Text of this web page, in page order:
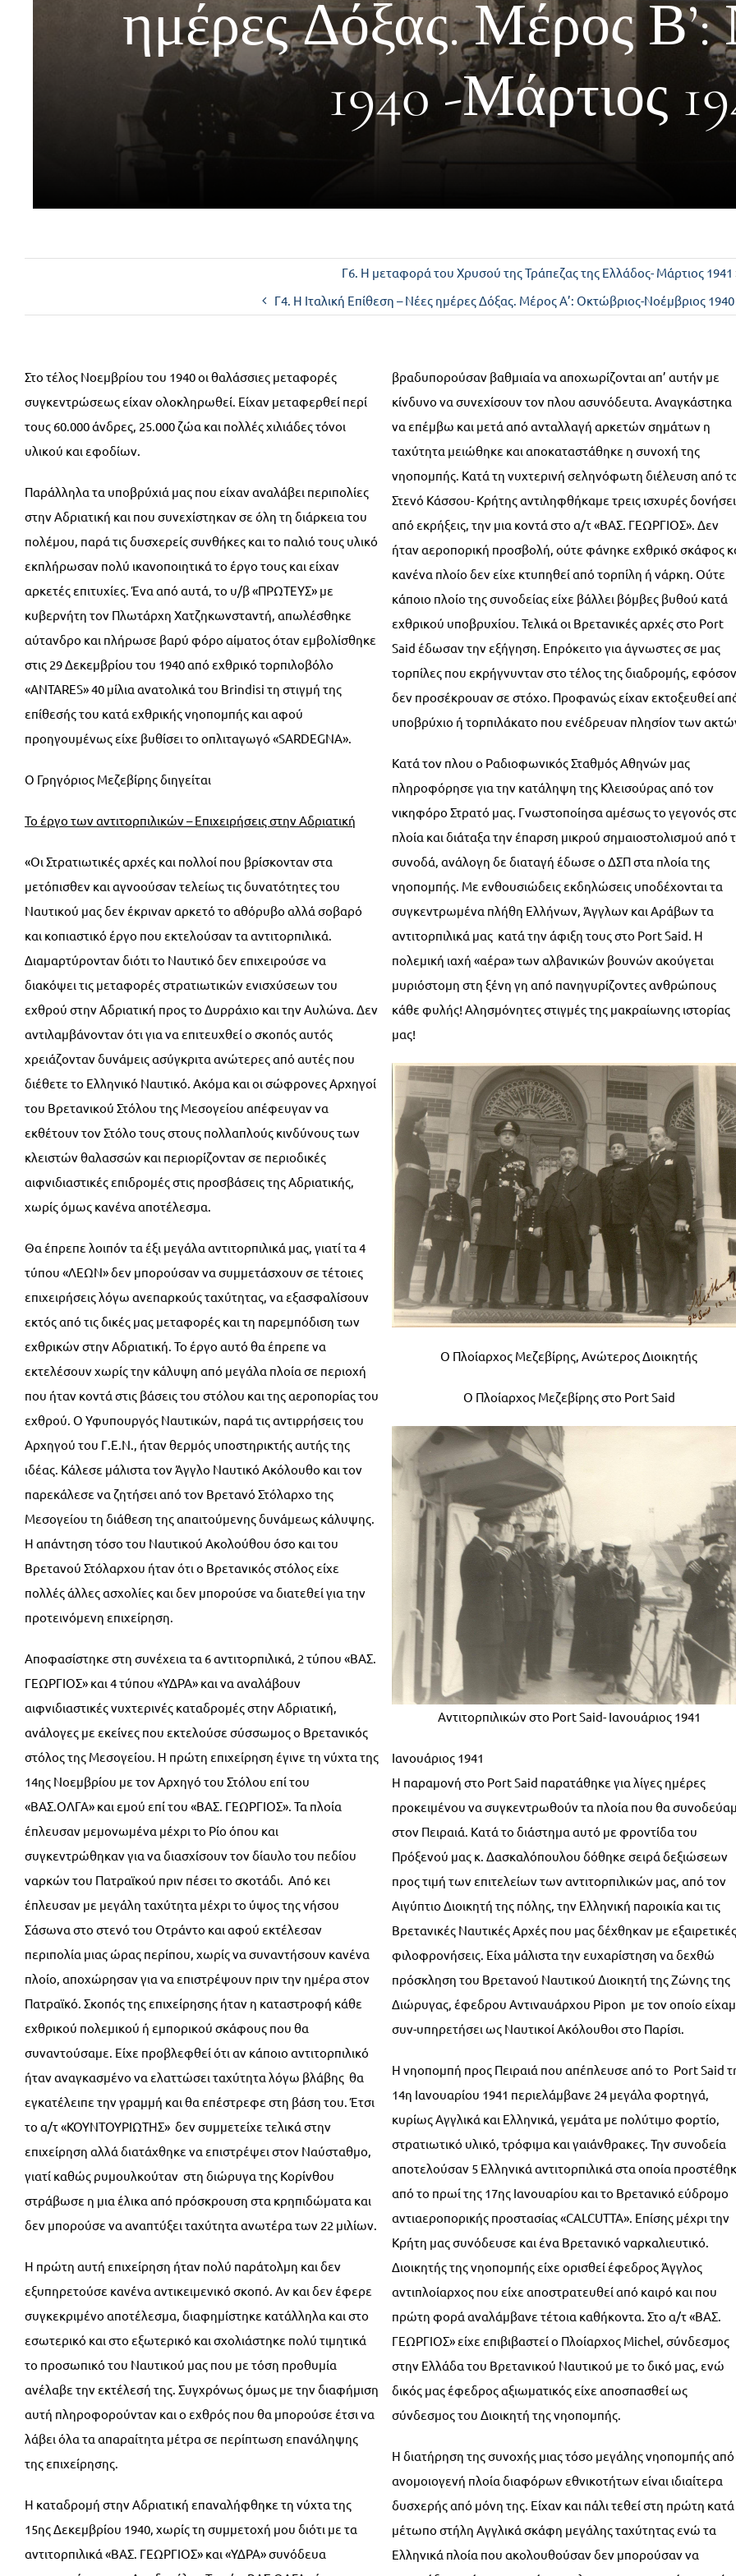
ημέρες Δόξας. Μέρος Β’:
1940 -Μάρτιος
Γ6. Η μεταφορά του Χρυσού της Τράπεζας της Ελλάδος- Μάρτιος 1941
Γ4. Η Ιταλική Επίθεση – Νέες ημέρες Δόξας. Μέρος Α’: Οκτώβριος-Νοέμβριος 1940
Στο τέλος Νοεμβρίου του 1940 οι θαλάσσιες μεταφορές
συγκεντρώσεως είχαν ολοκληρωθεί. Είχαν μεταφερθεί περί
τους 60.000 άνδρες, 25.000 ζώα και πολλές χιλιάδες τόνοι
υλικού και εφοδίων.
Παράλληλα τα υποβρύχιά μας που είχαν αναλάβει περιπολίες
στην Αδριατική και που συνεχίστηκαν σε όλη τη διάρκεια του
πολέμου, παρά τις δυσχερείς συνθήκες και το παλιό τους υλικό
εκπλήρωσαν πολύ ικανοποιητικά το έργο τους και είχαν
αρκετές επιτυχίες. Ένα από αυτά, το υ/β «ΠΡΩΤΕΥΣ» με
κυβερνήτη τον Πλωτάρχη Χατζηκωνσταντή, απωλέσθηκε
αύτανδρο και πλήρωσε βαρύ φόρο αίματος όταν εμβολίσθηκε
στις 29 Δεκεμβρίου του 1940 από εχθρικό τορπιλοβόλο
«ANTARES» 40 μίλια ανατολικά του Brindisi τη στιγμή της
επίθεσής του κατά εχθρικής νηοπομπής και αφού
προηγουμένως είχε βυθίσει το οπλιταγωγό «SARDEGNA».
Ο Γρηγόριος Μεζεβίρης διηγείται
Το έργο των αντιτορπιλικών – Επιχειρήσεις στην Αδριατική
«Οι Στρατιωτικές αρχές και πολλοί που βρίσκονταν στα
μετόπισθεν και αγνοούσαν τελείως τις δυνατότητες του
Ναυτικού μας δεν έκριναν αρκετό το αθόρυβο αλλά σοβαρό
και κοπιαστικό έργο που εκτελούσαν τα αντιτορπιλικά.
Διαμαρτύρονταν διότι το Ναυτικό δεν επιχειρούσε να
διακόψει τις μεταφορές στρατιωτικών ενισχύσεων του
εχθρού στην Αδριατική προς το Δυρράχιο και την Αυλώνα. Δεν
αντιλαμβάνονταν ότι για να επιτευχθεί ο σκοπός αυτός
χρειάζονταν δυνάμεις ασύγκριτα ανώτερες από αυτές που
διέθετε το Ελληνικό Ναυτικό. Ακόμα και οι σώφρονες Αρχηγοί
του Βρετανικού Στόλου της Μεσογείου απέφευγαν να
εκθέτουν τον Στόλο τους στους πολλαπλούς κινδύνους των
κλειστών θαλασσών και περιορίζονταν σε περιοδικές
αιφνιδιαστικές επιδρομές στις προσβάσεις της Αδριατικής,
χωρίς όμως κανένα αποτέλεσμα.
Θα έπρεπε λοιπόν τα έξι μεγάλα αντιτορπιλικά μας, γιατί τα 4
τύπου «ΛΕΩΝ» δεν μπορούσαν να συμμετάσχουν σε τέτοιες
επιχειρήσεις λόγω ανεπαρκούς ταχύτητας, να εξασφαλίσουν
εκτός από τις δικές μας μεταφορές και τη παρεμπόδιση των
εχθρικών στην Αδριατική. Το έργο αυτό θα έπρεπε να
εκτελέσουν χωρίς την κάλυψη από μεγάλα πλοία σε περιοχή
που ήταν κοντά στις βάσεις του στόλου και της αεροπορίας του
εχθρού. Ο Υφυπουργός Ναυτικών, παρά τις αντιρρήσεις του
Αρχηγού του Γ.Ε.Ν., ήταν θερμός υποστηρικτής αυτής της
ιδέας. Κάλεσε μάλιστα τον Άγγλο Ναυτικό Ακόλουθο και τον
παρεκάλεσε να ζητήσει από τον Βρετανό Στόλαρχο της
Μεσογείου τη διάθεση της απαιτούμενης δυνάμεως κάλυψης.
Η απάντηση τόσο του Ναυτικού Ακολούθου όσο και του
Βρετανού Στόλαρχου ήταν ότι ο Βρετανικός στόλος είχε
πολλές άλλες ασχολίες και δεν μπορούσε να διατεθεί για την
προτεινόμενη επιχείρηση.
Αποφασίστηκε στη συνέχεια τα 6 αντιτορπιλικά, 2 τύπου «ΒΑΣ.
ΓΕΩΡΓΙΟΣ» και 4 τύπου «ΥΔΡΑ» και να αναλάβουν
αιφνιδιαστικές νυχτερινές καταδρομές στην Αδριατική,
ανάλογες με εκείνες που εκτελούσε σύσσωμος ο Βρετανικός
στόλος της Μεσογείου. Η πρώτη επιχείρηση έγινε τη νύχτα της
14ης Νοεμβρίου με τον Αρχηγό του Στόλου επί του
«ΒΑΣ.ΟΛΓΑ» και εμού επί του «ΒΑΣ. ΓΕΩΡΓΙΟΣ». Τα πλοία
έπλευσαν μεμονωμένα μέχρι το Ρίο όπου και
συγκεντρώθηκαν για να διασχίσουν τον δίαυλο του πεδίου
ναρκών του Πατραϊκού πριν πέσει το σκοτάδι. Από κει
έπλευσαν με μεγάλη ταχύτητα μέχρι το ύψος της νήσου
Σάσωνα στο στενό του Οτράντο και αφού εκτέλεσαν
περιπολία μιας ώρας περίπου, χωρίς να συναντήσουν κανένα
πλοίο, αποχώρησαν για να επιστρέψουν πριν την ημέρα στον
Πατραϊκό. Σκοπός της επιχείρησης ήταν η καταστροφή κάθε
εχθρικού πολεμικού ή εμπορικού σκάφους που θα
συναντούσαμε. Είχε προβλεφθεί ότι αν κάποιο αντιτορπιλικό
ήταν αναγκασμένο να ελαττώσει ταχύτητα λόγω βλάβης θα
εγκατέλειπε την γραμμή και θα επέστρεφε στη βάση του. Έτσι
το α/τ «ΚΟΥΝΤΟΥΡΙΩΤΗΣ» δεν συμμετείχε τελικά στην
επιχείρηση αλλά διατάχθηκε να επιστρέψει στον Ναύσταθμο,
γιατί καθώς ρυμουλκούταν στη διώρυγα της Κορίνθου
στράβωσε η μια έλικα από πρόσκρουση στα κρηπιδώματα και
δεν μπορούσε να αναπτύξει ταχύτητα ανωτέρα των 22 μιλίων.
Η πρώτη αυτή επιχείρηση ήταν πολύ παράτολμη και δεν
εξυπηρετούσε κανένα αντικειμενικό σκοπό. Αν και δεν έφερε
συγκεκριμένο αποτέλεσμα, διαφημίστηκε κατάλληλα και στο
εσωτερικό και στο εξωτερικό και σχολιάστηκε πολύ τιμητικά
το προσωπικό του Ναυτικού μας που με τόση προθυμία
ανέλαβε την εκτέλεσή της. Συγχρόνως όμως με την διαφήμιση
αυτή πληροφορούνταν και ο εχθρός που θα μπορούσε έτσι να
λάβει όλα τα απαραίτητα μέτρα σε περίπτωση επανάληψης
της επιχείρησης.
Η καταδρομή στην Αδριατική επαναλήφθηκε τη νύχτα της
15ης Δεκεμβρίου 1940, χωρίς τη συμμετοχή μου διότι με τα
αντιτορπιλικά «ΒΑΣ. ΓΕΩΡΓΙΟΣ» και «ΥΔΡΑ» συνόδευα
βραδυπορούσαν βαθμιαία να αποχωρίζονται απ’ αυτήν με
κίνδυνο να συνεχίσουν τον πλου ασυνόδευτα. Αναγκάστηκα
να επέμβω και μετά από ανταλλαγή αρκετών σημάτων η
ταχύτητα μειώθηκε και αποκαταστάθηκε η συνοχή της
νηοπομπής. Κατά τη νυχτερινή σεληνόφωτη διέλευση από
Στενό Κάσσου- Κρήτης αντιληφθήκαμε τρεις ισχυρές
από εκρήξεις, την μια κοντά στο α/τ «ΒΑΣ. ΓΕΩΡΓΙΟΣ». Δεν
ήταν αεροπορική προσβολή, ούτε φάνηκε εχθρικό σκάφος
κανένα πλοίο δεν είχε κτυπηθεί από τορπίλη ή νάρκη. Ούτε
κάποιο πλοίο της συνοδείας είχε βάλλει βόμβες βυθού κατά
εχθρικού υποβρυχίου. Τελικά οι Βρετανικές αρχές στο Port
Said έδωσαν την εξήγηση. Επρόκειτο για άγνωστες σε μας
τορπίλες που εκρήγνυνταν στο τέλος της διαδρομής, εφόσον
δεν προσέκρουαν σε στόχο. Προφανώς είχαν εκτοξευθεί
υποβρύχιο ή τορπιλάκατο που ενέδρευαν πλησίον των
Κατά τον πλου ο Ραδιοφωνικός Σταθμός Αθηνών μας
πληροφόρησε για την κατάληψη της Κλεισούρας από τον
νικηφόρο Στρατό μας. Γνωστοποίησα αμέσως το γεγονός
πλοία και διάταξα την έπαρση μικρού σημαιοστολισμού από
συνοδά, ανάλογη δε διαταγή έδωσε ο ΔΣΠ στα πλοία της
νηοπομπής. Με ενθουσιώδεις εκδηλώσεις υποδέχονται τα
συγκεντρωμένα πλήθη Ελλήνων, Άγγλων και Αράβων τα
αντιτορπιλικά μας κατά την άφιξη τους στο Port Said. Η
πολεμική ιαχή «αέρα» των αλβανικών βουνών ακούγεται
μυριόστομη στη ξένη γη από πανηγυρίζοντες ανθρώπους
κάθε φυλής! Αλησμόνητες στιγμές της μακραίωνης ιστορίας
μας!
Ο Πλοίαρχος Μεζεβίρης, Ανώτερος Διοικητής
Ο Πλοίαρχος Μεζεβίρης στο Port Said
Αντιτορπιλικών στο Port Said- Ιανουάριος 1941
Ιανουάριος 1941
Η παραμονή στο Port Said παρατάθηκε για λίγες ημέρες
προκειμένου να συγκεντρωθούν τα πλοία που θα
στον Πειραιά. Κατά το διάστημα αυτό με φροντίδα του
Πρόξενού μας κ. Δασκαλόπουλου δόθηκε σειρά δεξιώσεων
προς τιμή των επιτελείων των αντιτορπιλικών μας, από τον
Αιγύπτιο Διοικητή της πόλης, την Ελληνική παροικία και τις
Βρετανικές Ναυτικές Αρχές που μας δέχθηκαν με εξαιρετικές
φιλοφρονήσεις. Είχα μάλιστα την ευχαρίστηση να δεχθώ
πρόσκληση του Βρετανού Ναυτικού Διοικητή της Ζώνης της
Διώρυγας, έφεδρου Αντιναυάρχου Pipon με τον οποίο
συν-υπηρετήσει ως Ναυτικοί Ακόλουθοι στο Παρίσι.
Η νηοπομπή προς Πειραιά που απέπλευσε από το Port Said
14η Ιανουαρίου 1941 περιελάμβανε 24 μεγάλα φορτηγά,
κυρίως Αγγλικά και Ελληνικά, γεμάτα με πολύτιμο φορτίο,
στρατιωτικό υλικό, τρόφιμα και γαιάνθρακες. Την συνοδεία
αποτελούσαν 5 Ελληνικά αντιτορπιλικά στα οποία
από το πρωί της 17ης Ιανουαρίου και το Βρετανικό εύδρομο
αντιαεροπορικής προστασίας «CALCUTTA». Επίσης μέχρι την
Κρήτη μας συνόδευσε και ένα Βρετανικό ναρκαλιευτικό.
Διοικητής της νηοπομπής είχε ορισθεί έφεδρος Άγγλος
αντιπλοίαρχος που είχε αποστρατευθεί από καιρό και που
πρώτη φορά αναλάμβανε τέτοια καθήκοντα. Στο α/τ «ΒΑΣ.
ΓΕΩΡΓΙΟΣ» είχε επιβιβαστεί ο Πλοίαρχος Michel, σύνδεσμος
στην Ελλάδα του Βρετανικού Ναυτικού με το δικό μας, ενώ
δικός μας έφεδρος αξιωματικός είχε αποσπασθεί ως
σύνδεσμος του Διοικητή της νηοπομπής.
Η διατήρηση της συνοχής μιας τόσο μεγάλης νηοπομπής από
ανομοιογενή πλοία διαφόρων εθνικοτήτων είναι ιδιαίτερα
δυσχερής από μόνη της. Είχαν και πάλι τεθεί στη πρώτη κατά
μέτωπο στήλη Αγγλικά σκάφη μεγάλης ταχύτητας ενώ τα
Ελληνικά πλοία που ακολουθούσαν δεν μπορούσαν να